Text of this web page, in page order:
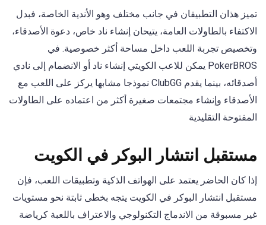
تميز هذان التطبيقان في جانب مختلف وهو الأندية الخاصة، فبدل
الاكتفاء بالطاولات العامة، يتيحان إنشاء ناد خاص، دعوة الأصدقاء،
وتخصيص تجربة اللعب داخل مساحة أكثر خصوصية. في
PokerBROS يمكن للاعب الكويتي إنشاء ناد أو الانضمام إلى نادي
أصدقائه، بينما يقدم ClubGG نموذجا مشابها يركز على اللعب مع
الأصدقاء وإنشاء مجتمعات صغيرة أكثر من اعتماده على الطاولات
المفتوحة التقليدية
مستقبل انتشار البوكر في الكويت
إذا كان الحاضر يعتمد على الهواتف الذكية وتطبيقات اللعب، فإن
مستقبل انتشار البوكر في الكويت يتجه بخطى ثابتة نحو مستويات
غير مسبوقة من الاندماج التكنولوجي والاعتراف باللعبة كرياضة